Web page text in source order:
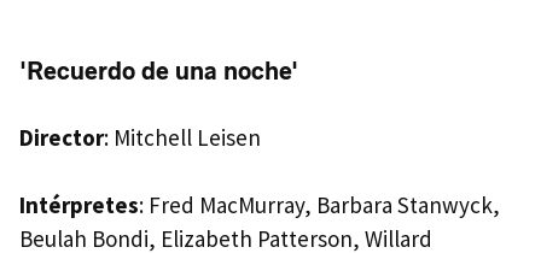
'Recuerdo de una noche'
Director: Mitchell Leisen
Intérpretes: Fred MacMurray, Barbara Stanwyck,
Beulah Bondi, Elizabeth Patterson, Willard